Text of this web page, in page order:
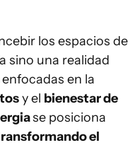
los espacios de
sino una realidad
en la
y el bienestar de
se posiciona
el